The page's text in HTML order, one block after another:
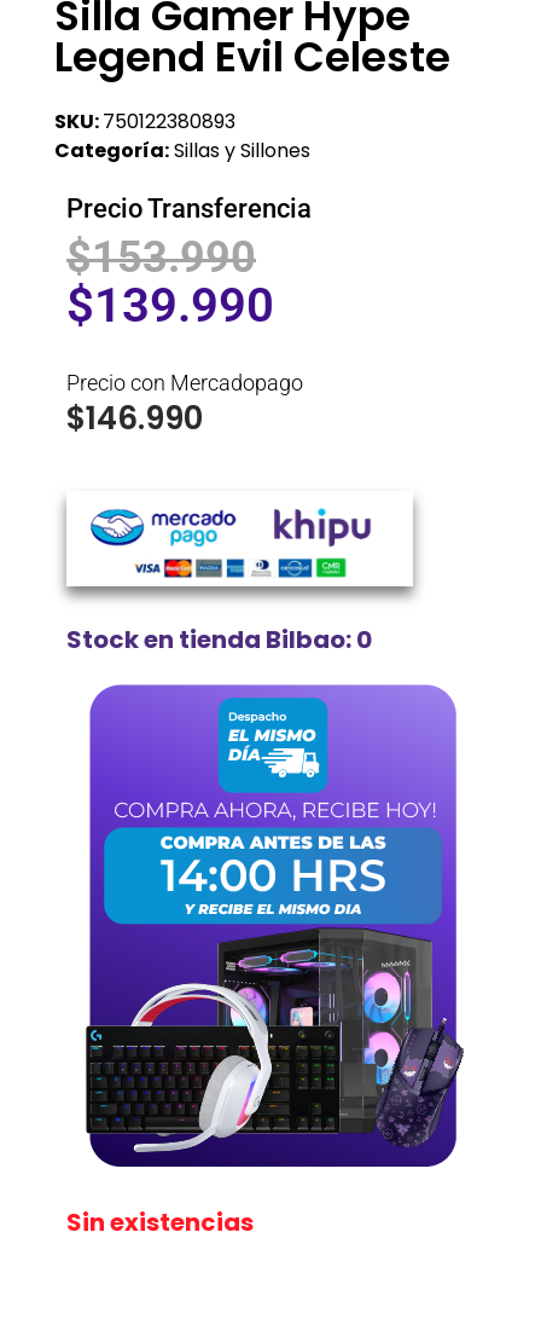
Silla Gamer Hype
Legend Evil Celeste
SKU:750122380893
Categoría:Sillas y Sillones
Precio Transferencia
$153.990
$139.990
Precio con Mercadopago
$146.990
Stock en tienda Bilbao: 0
Sin existencias